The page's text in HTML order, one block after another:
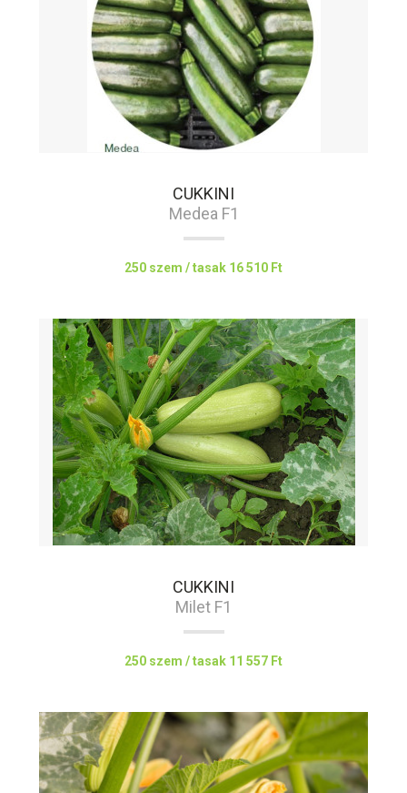
CUKKINI
Medea F1
250 szem / tasak 16 510 Ft
CUKKINI
Milet F1
250 szem / tasak 11 557 Ft